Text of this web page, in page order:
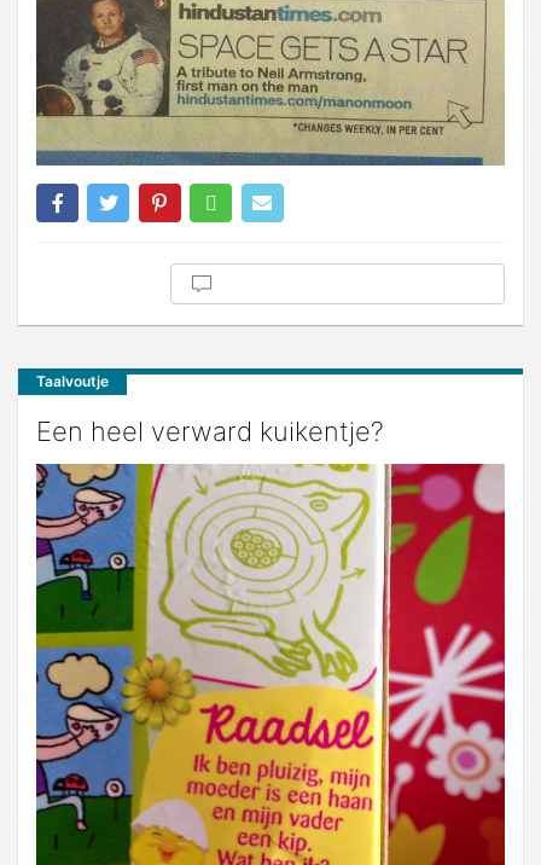
Taalvoutje
Een heel verward kuikentje?